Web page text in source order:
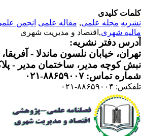
کلیدی
مجله علمی, مقاله علمی انجمن علمی
شهری ,اقتصاد و مدیریت شهری
دفتر نشریه:
خیابان نلسون ماندلا - آفریقا،
کوچه مدیر، ساختمان مدیر - پلاک ۲، ط ۴، واحد
تماس: ۸۸۶۵۹۰۰۷-۰۲۱
۸۸۶۵۹۰۰۴-۰۲۱